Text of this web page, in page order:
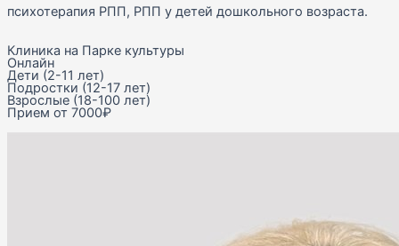
психотерапия РПП, РПП у детей дошкольного возраста.
Клиника на Парке культуры
Онлайн
Дети (2-11 лет)
Подростки (12-17 лет)
Взрослые (18-100 лет)
Прием от 7000₽